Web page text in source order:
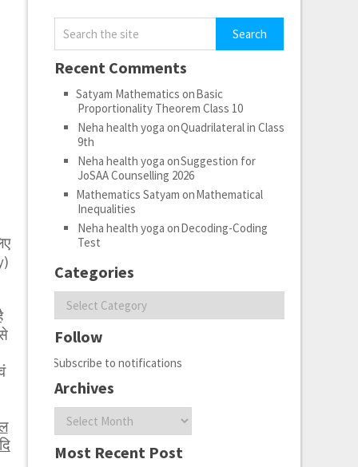
Recent Comments
Satyam Mathematics onBasic
Proportionality Theorem Class 10
Neha health yoga onQuadrilateral in Class
9th
Neha health yoga onSuggestion for
JoSAA Counselling 2026
Mathematics Satyam onMathematical
Inequalities
Neha health yoga onDecoding-Coding
Test
Categories
Categories
Follow
Subscribe to notifications
Archives
Archives
Most Recent Post